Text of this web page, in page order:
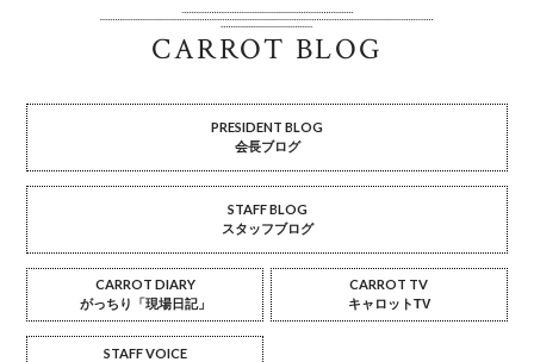
CARROT BLOG
PRESIDENT BLOG
会長ブログ
STAFF BLOG
スタッフブログ
CARROT DIARY
がっちり「現場日記」
CARROT TV
キャロットTV
STAFF VOICE